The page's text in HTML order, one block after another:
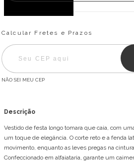
Entregas para o CEP:
Calcular Fretes e Prazos
NÃO SEI MEU CEP
Descrição
Vestido de festa longo tomara que caia, com
um toque de elegância. O corte reto e a fenda
movimento, enquanto as leves pregas na
Confeccionado em alfaiataria, garante um